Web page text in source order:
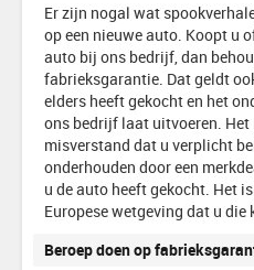
Contact
Er zijn nogal wat
op een nieuwe auto. Koopt u
auto bij ons bedrijf, dan
fabrieksgarantie. Dat geldt
elders heeft gekocht en het
ons bedrijf laat uitvoeren. Het
misverstand dat u verplicht
onderhouden door een
u de auto heeft gekocht. Het
Europese wetgeving dat u die
Beroep doen op